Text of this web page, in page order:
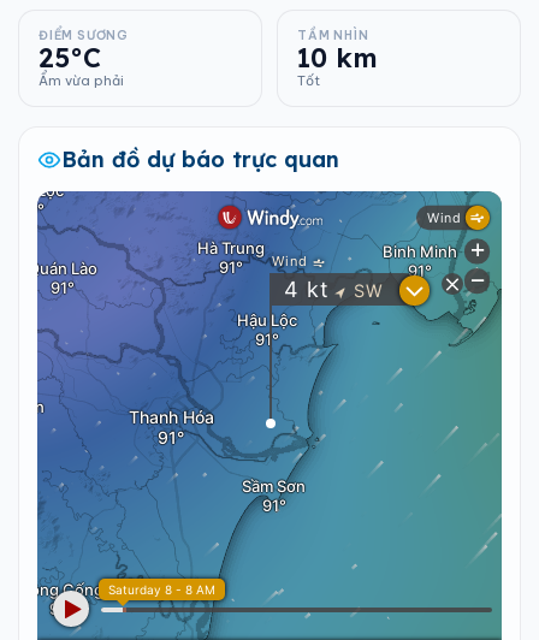
ĐIỂM SƯƠNG
25°C
Ẩm vừa phải
TẦM NHÌN
10 km
Tốt
Bản đồ dự báo trực quan